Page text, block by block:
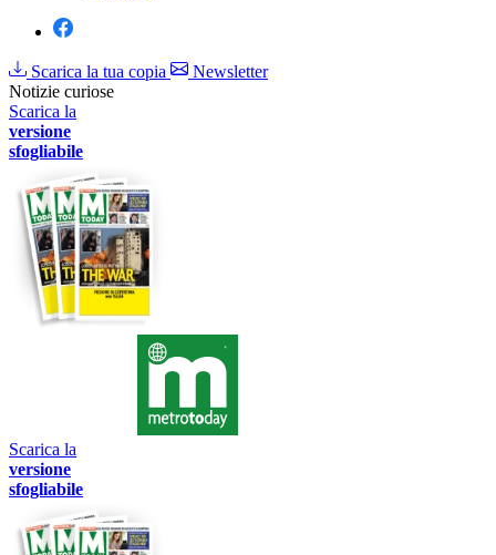
Scarica la tua copia
Newsletter
Notizie curiose
Scarica la
versione
sfogliabile
Scarica la
versione
sfogliabile